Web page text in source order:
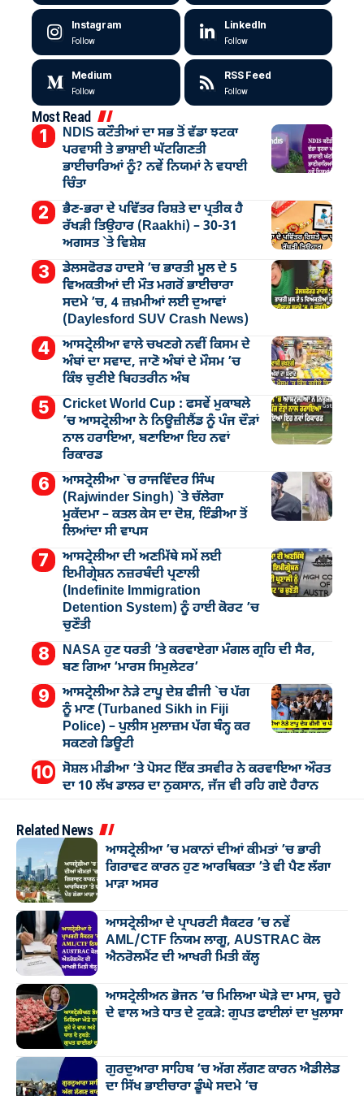
Instagram
Follow
LinkedIn
Follow
Medium
Follow
RSS Feed
Follow
Most Read
NDIS ਕਟੌਤੀਆਂ ਦਾ ਸਭ ਤੋਂ ਵੱਡਾ ਝਟਕਾ
ਪਰਵਾਸੀ ਤੇ ਭਾਸ਼ਾਈ ਘੱਟਗਿਣਤੀ
ਭਾਈਚਾਰਿਆਂ ਨੂੰ? ਨਵੇਂ ਨਿਯਮਾਂ ਨੇ ਵਧਾਈ
ਚਿੰਤਾ
ਭੈਣ-ਭਰਾ ਦੇ ਪਵਿੱਤਰ ਰਿਸ਼ਤੇ ਦਾ ਪ੍ਰਤੀਕ ਹੈ
ਰੱਖੜੀ ਤਿਉਹਾਰ (Raakhi) – 30-31
ਅਗਸਤ `ਤੇ ਵਿਸ਼ੇਸ਼
ਡੇਲਸਫੋਰਡ ਹਾਦਸੇ ’ਚ ਭਾਰਤੀ ਮੂਲ ਦੇ 5
ਵਿਅਕਤੀਆਂ ਦੀ ਮੌਤ ਮਗਰੋਂ ਭਾਈਚਾਰਾ
ਸਦਮੇ ’ਚ, 4 ਜ਼ਖ਼ਮੀਆਂ ਲਈ ਦੁਆਵਾਂ
(Daylesford SUV Crash News)
ਆਸਟ੍ਰੇਲੀਆ ਵਾਲੇ ਚਖਣਗੇ ਨਵੀਂ ਕਿਸਮ ਦੇ
ਅੰਬਾਂ ਦਾ ਸਵਾਦ, ਜਾਣੋ ਅੰਬਾਂ ਦੇ ਮੌਸਮ ’ਚ
ਕਿੰਝ ਚੁਣੀਏ ਬਿਹਤਰੀਨ ਅੰਬ
Cricket World Cup : ਫਸਵੇਂ ਮੁਕਾਬਲੇ
’ਚ ਆਸਟ੍ਰੇਲੀਆ ਨੇ ਨਿਊਜ਼ੀਲੈਂਡ ਨੂੰ ਪੰਜ ਦੌੜਾਂ
ਨਾਲ ਹਰਾਇਆ, ਬਣਾਇਆ ਇਹ ਨਵਾਂ
ਰਿਕਾਰਡ
ਆਸਟ੍ਰੇਲੀਆ `ਚ ਰਾਜਵਿੰਦਰ ਸਿੰਘ
(Rajwinder Singh) `ਤੇ ਚੱਲੇਗਾ
ਮੁੁਕੱਦਮਾ – ਕਤਲ ਕੇਸ ਦਾ ਦੋਸ਼, ਇੰਡੀਆ ਤੋਂ
ਲਿਆਂਦਾ ਸੀ ਵਾਪਸ
ਆਸਟ੍ਰੇਲੀਆ ਦੀ ਅਣਮਿੱਥੇ ਸਮੇਂ ਲਈ
ਇਮੀਗ੍ਰੇਸ਼ਨ ਨਜ਼ਰਬੰਦੀ ਪ੍ਰਣਾਲੀ
(Indefinite Immigration
Detention System) ਨੂੰ ਹਾਈ ਕੋਰਟ ’ਚ
ਚੁਣੌਤੀ
NASA ਹੁਣ ਧਰਤੀ ’ਤੇ ਕਰਵਾਏਗਾ ਮੰਗਲ ਗ੍ਰਹਿ ਦੀ ਸੈਰ,
ਬਣ ਗਿਆ ‘ਮਾਰਸ ਸਿਮੁਲੇਟਰ’
ਆਸਟ੍ਰੇਲੀਆ ਨੇੜੇ ਟਾਪੂ ਦੇਸ਼ ਫੀਜੀ `ਚ ਪੱਗ
ਨੂੰ ਮਾਣ (Turbaned Sikh in Fiji
Police) – ਪੁਲੀਸ ਮੁਲਾਜ਼ਮ ਪੱਗ ਬੰਨ੍ਹ ਕਰ
ਸਕਣਗੇ ਡਿਊਟੀ
ਸੋਸ਼ਲ ਮੀਡੀਆ ’ਤੇ ਪੋਸਟ ਇੱਕ ਤਸਵੀਰ ਨੇ ਕਰਵਾਇਆ ਔਰਤ
ਦਾ 10 ਲੱਖ ਡਾਲਰ ਦਾ ਨੁਕਸਾਨ, ਜੱਜ ਵੀ ਰਹਿ ਗਏ ਹੈਰਾਨ
Related News
ਆਸਟ੍ਰੇਲੀਆ ’ਚ ਮਕਾਨਾਂ ਦੀਆਂ ਕੀਮਤਾਂ ’ਚ ਭਾਰੀ
ਗਿਰਾਵਟ ਕਾਰਨ ਹੁਣ ਆਰਥਿਕਤਾ ’ਤੇ ਵੀ ਪੈਣ ਲੱਗਾ
ਮਾੜਾ ਅਸਰ
ਆਸਟ੍ਰੇਲੀਆ ਦੇ ਪ੍ਰਾਪਰਟੀ ਸੈਕਟਰ ’ਚ ਨਵੇਂ
AML/CTF ਨਿਯਮ ਲਾਗੂ, AUSTRAC ਕੋਲ
ਐਨਰੋਲਮੈਂਟ ਦੀ ਆਖਰੀ ਮਿਤੀ ਕੱਲ੍ਹ
ਆਸਟ੍ਰੇਲੀਅਨ ਭੋਜਨ ’ਚ ਮਿਲਿਆ ਘੋੜੇ ਦਾ ਮਾਸ, ਚੂਹੇ
ਦੇ ਵਾਲ ਅਤੇ ਧਾਤ ਦੇ ਟੁਕੜੇ: ਗੁਪਤ ਫਾਈਲਾਂ ਦਾ ਖੁਲਾਸਾ
ਗੁਰਦੁਆਰਾ ਸਾਹਿਬ ’ਚ ਅੱਗ ਲੱਗਣ ਕਾਰਨ ਐਡੀਲੇਡ
ਦਾ ਸਿੱਖ ਭਾਈਚਾਰਾ ਡੂੰਘੇ ਸਦਮੇ ’ਚ